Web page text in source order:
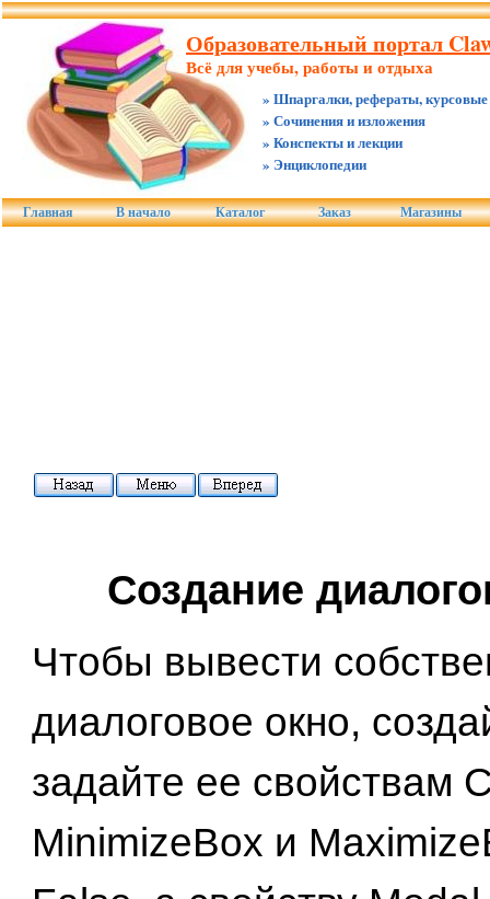
Образовательный портал
Всё для учебы, работы и отдыха
» Шпаргалки, рефераты, курсовые
» Сочинения и изложения
» Конспекты и лекции
» Энциклопедии
Главная В начало Каталог Заказ Магазины
Создание
Чтобы вывести
диалоговое окно,
задайте ее свойствам
MinimizeBox и